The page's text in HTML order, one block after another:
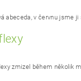
abeceda, v červnu jsme
zmizel během několik